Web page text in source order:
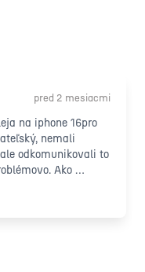
pred 2 mesiacmi
na iphone 16pro
nemali
odkomunikovali to
Ako
to, že spomínaný
ochranné sklo
by som to u nich
pre poisťovňu,